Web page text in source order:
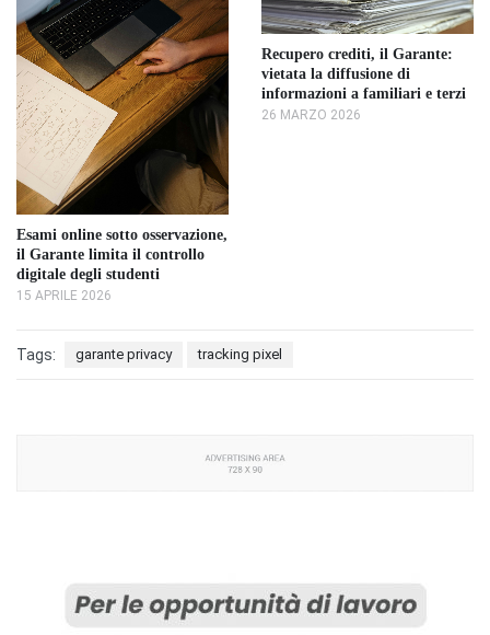
Esami online sotto osservazione,
il Garante limita il controllo
digitale degli studenti
15 APRILE 2026
Recupero crediti, il Garante:
vietata la diffusione di
informazioni a familiari e terzi
26 MARZO 2026
Tags: garante privacy tracking pixel